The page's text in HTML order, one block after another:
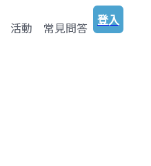
活動 常見問答 登入